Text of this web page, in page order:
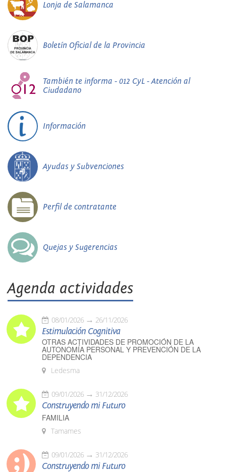
Lonja de Salamanca
Boletín Oficial de la Provincia
También te informa - 012 CyL - Atención al
Ciudadano
Información
Ayudas y Subvenciones
Perfil de contratante
Quejas y Sugerencias
Agenda actividades
08/01/2026 26/11/2026
Estimulación Cognitiva
OTRAS ACTIVIDADES DE PROMOCIÓN DE LA
AUTONOMÍA PERSONAL Y PREVENCIÓN DE LA
DEPENDENCIA
Ledesma
09/01/2026 31/12/2026
Construyendo mi Futuro
FAMILIA
Tamames
09/01/2026 31/12/2026
Construyendo mi Futuro